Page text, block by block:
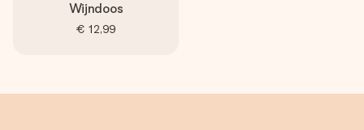
Wijndoos
€ 12,99